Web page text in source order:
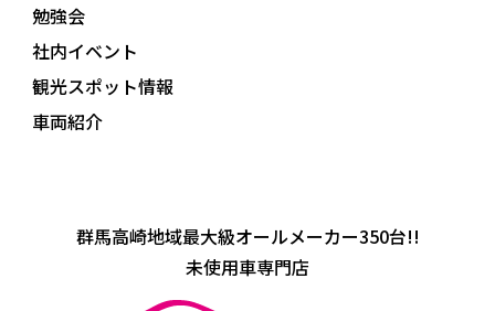
勉強会
社内イベント
観光スポット情報
車両紹介
群馬高崎地域最大級オールメーカー350台!!
未使用車専門店